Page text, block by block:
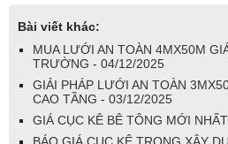
Bài viết khác:
MUA LƯỚI AN TOÀN 4MX50M
TRƯỜNG - 04/12/2025
GIẢI PHÁP LƯỚI AN TOÀN
CAO TẦNG - 03/12/2025
GIÁ CỤC KÊ BÊ TÔNG MỚI